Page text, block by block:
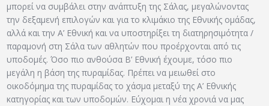
μπορεί να συμβάλει στην ανάπτυξη της Σάλας, μεγαλώνοντας
την δεξαμενή επιλογών και για το κλιμάκιο της Εθνικής ομάδας,
αλλά και την Α’ Εθνική και να υποστηρίξει τη διατηρησιμότητα /
παραμονή στη Σάλα των αθλητών που προέρχονται από τις
υποδομές. Όσο πιο ανθούσα Β’ Εθνική έχουμε, τόσο πιο
μεγάλη η βάση της πυραμίδας. Πρέπει να μειωθεί στο
οικοδόμημα της πυραμίδας το χάσμα μεταξύ της Α’ Εθνικής
κατηγορίας και των υποδομών. Εύχομαι η νέα χρονιά να μας